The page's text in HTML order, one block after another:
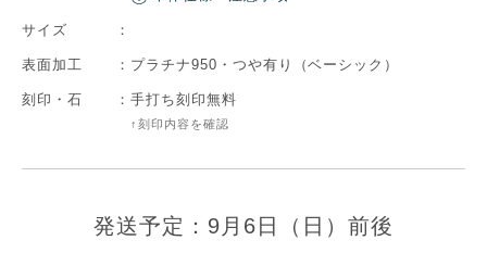
サイズ ：
表面加工 ： プラチナ950・つや有り（ベーシック）
刻印・石 ： 手打ち刻印無料
↑刻印内容を確認
発送予定：9月6日（日）前後